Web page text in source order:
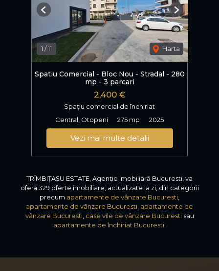
1 /11 Harta
Previous Next
Spatiu Comercial - Bloc Nou - Stradal - 280
mp - 3 parcari
2,400 €
Spațiu comercial de închiriat
Central, Otopeni
275 mp 2025
Vezi mai multe detalii
TRÎMBIȚAȘU ESTATE, Agenție imobiliară Bucuresti, va
ofera 329 oferte imobiliare, actualizate la zi, din categorii
precum apartamente de vânzare Bucuresti
apartamente de vânzare Bucuresti apartamente de
vânzare Bucuresti, case vile de vânzare Bucurestisau
apartamente de închiriat Bucuresti